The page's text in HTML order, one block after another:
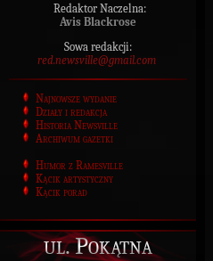
Redaktor Naczelna:
Avis Blackrose
Sowa redakcji:
red.newsville@gmail.com
Najnowsze wydanie
Działy i redakcja
Historia Newsville
Archiwum gazetki
Humor z Ramesville
Kącik artystyczny
Kącik porad
ul. Pokątna